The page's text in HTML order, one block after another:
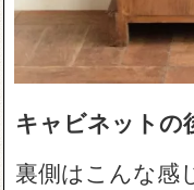
キャビネットの
裏側はこんな感